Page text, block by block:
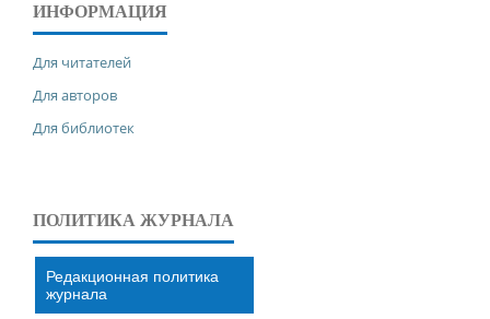
ИНФОРМАЦИЯ
Для читателей
Для авторов
Для библиотек
ПОЛИТИКА ЖУРНАЛА
Редакционная политика
журнала